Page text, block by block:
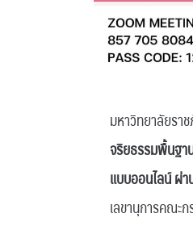
มหาวิทยาลัยรา
จริยธรรมพื้นฐา
แบบออนไลน์ ผ่า
เลขานุการคณะ